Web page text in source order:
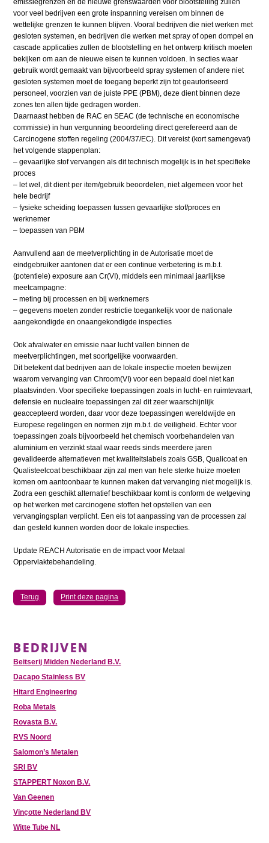
emissiegrenzen en de nieuwe grenswaarden voor blootstelling zullen
voor veel bedrijven een grote inspanning vereisen om binnen de
wettelijke grenzen te kunnen blijven. Vooral bedrijven die niet werken met
gesloten systemen, en bedrijven die werken met spray of open dompel en
cascade applicaties zullen de blootstelling en het ontwerp kritisch moeten
bekijken om aan de nieuwe eisen te kunnen voldoen. In secties waar
gebruik wordt gemaakt van bijvoorbeeld spray systemen of andere niet
gesloten systemen moet de toegang beperkt zijn tot geautoriseerd
personeel, voorzien van de juiste PPE (PBM), deze dient binnen deze
zones ten allen tijde gedragen worden.
Daarnaast hebben de RAC en SEAC (de technische en economische
commissie) in hun vergunning beoordeling direct gerefereerd aan de
Carcinogene stoffen regeling (2004/37/EC). Dit vereist (kort samengevat)
het volgende stappenplan:
– gevaarlijke stof vervangen als dit technisch mogelijk is in het specifieke
proces
– let wel, dit dient per item/gebruik beoordelen, niet algemeen voor het
hele bedrijf
– fysieke scheiding toepassen tussen gevaarlijke stof/proces en
werknemer
– toepassen van PBM
Aanvullend aan de meetverplichting in de Autorisatie moet de
eindgebruiker aantonen dat er een continue verbetering is m.b.t.
(potentiele) exposure aan Cr(VI), middels een minimaal jaarlijkse
meetcampagne:
– meting bij processen en bij werknemers
– gegevens moeten zonder restrictie toegankelijk voor de nationale
aangekondigde en onaangekondigde inspecties
Ook afvalwater en emissie naar lucht vallen binnen de
meetverplichtingen, met soortgelijke voorwaarden.
Dit betekent dat bedrijven aan de lokale inspectie moeten bewijzen
waarom vervanging van Chroom(VI) voor een bepaald doel niet kan
plaatsvinden. Voor specifieke toepassingen zoals in lucht- en ruimtevaart,
defensie en nucleaire toepassingen zal dit zeer waarschijnlijk
geaccepteerd worden, daar voor deze toepassingen wereldwijde en
Europese regelingen en normen zijn m.b.t. de veiligheid. Echter voor
toepassingen zoals bijvoorbeeld het chemisch voorbehandelen van
aluminium en verzinkt staal waar reeds sinds meerdere jaren
gevalideerde alternatieven met kwaliteitslabels zoals GSB, Qualicoat en
Qualisteelcoat beschikbaar zijn zal men van hele sterke huize moeten
komen om aantoonbaar te kunnen maken dat vervanging niet mogelijk is.
Zodra een geschikt alternatief beschikbaar komt is conform de wetgeving
op het werken met carcinogene stoffen het opstellen van een
vervangingsplan verplicht. Een eis tot aanpassing van de processen zal
dan gesteld kunnen worden door de lokale inspecties.
Update REACH Autorisatie en de impact voor Metaal
Oppervlaktebehandeling.
Terug Print deze pagina
BEDRIJVEN
Beitserij Midden Nederland B.V.
Dacapo Stainless BV
Hitard Engineering
Roba Metals
Rovasta B.V.
RVS Noord
Salomon’s Metalen
SRI BV
STAPPERT Noxon B.V.
Van Geenen
Vinçotte Nederland BV
Witte Tube NL